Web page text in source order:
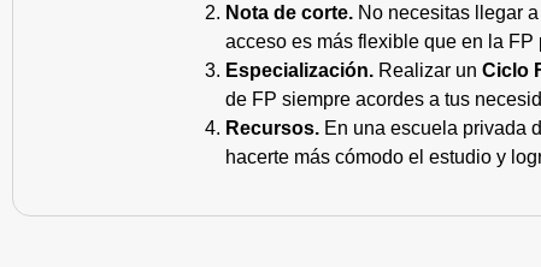
Nota de corte. No necesitas llegar
acceso es más flexible que en la FP
Especialización. Realizar un Ciclo
de FP siempre acordes a tus
Recursos. En una escuela privada
hacerte más cómodo el estudio y